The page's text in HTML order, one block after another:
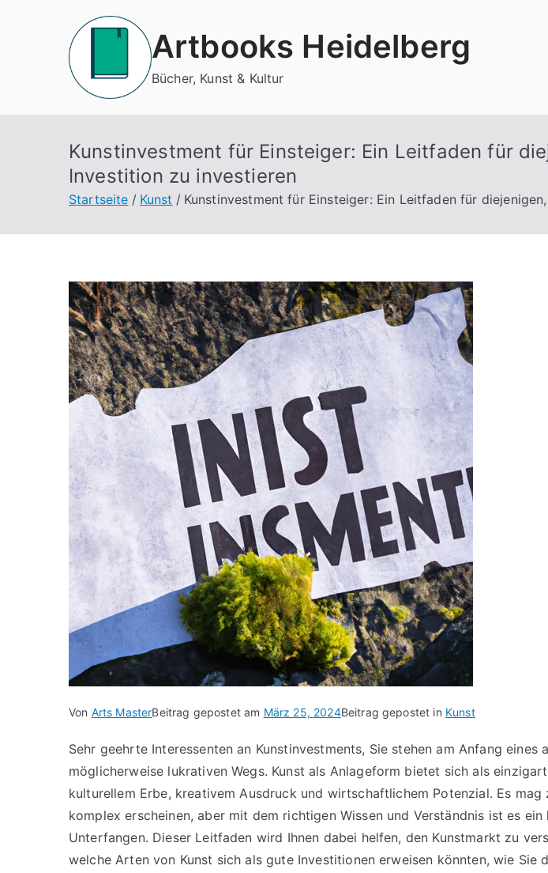
Artbooks Heidelberg
Bücher, Kunst & Kultur
Kunstinvestment für Einsteiger: Ein Leitfaden für
Investition zu investieren
Startseite Kunst Kunstinvestment für Einsteiger: Ein Leitfaden für
Von Arts MasterBeitrag gepostet am März 25, 2024Beitrag gepostet in Kunst
Sehr geehrte Interessenten an Kunstinvestments, Sie stehen am Anfang eines
möglicherweise lukrativen Wegs. Kunst als Anlageform bietet sich als
kulturellem Erbe, kreativem Ausdruck und wirtschaftlichem Potenzial. Es mag
komplex erscheinen, aber mit dem richtigen Wissen und Verständnis ist es ein
Unterfangen. Dieser Leitfaden wird Ihnen dabei helfen, den Kunstmarkt zu
welche Arten von Kunst sich als gute Investitionen erweisen könnten, wie Sie